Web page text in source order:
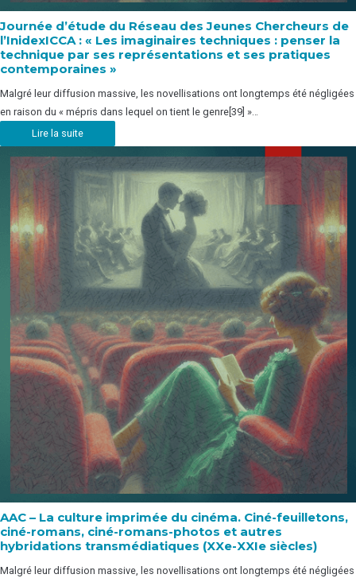
Journée d’étude du Réseau des Jeunes Chercheurs de
l’InidexICCA : « Les imaginaires techniques : penser la
technique par ses représentations et ses pratiques
contemporaines »
Malgré leur diffusion massive, les novellisations ont longtemps été négligées
en raison du « mépris dans lequel on tient le genre[39] »…
Lire la suite
AAC – La culture imprimée du cinéma. Ciné-feuilletons,
ciné-romans, ciné-romans-photos et autres
hybridations transmédiatiques (XXe-XXIe siècles)
Malgré leur diffusion massive, les novellisations ont longtemps été négligées